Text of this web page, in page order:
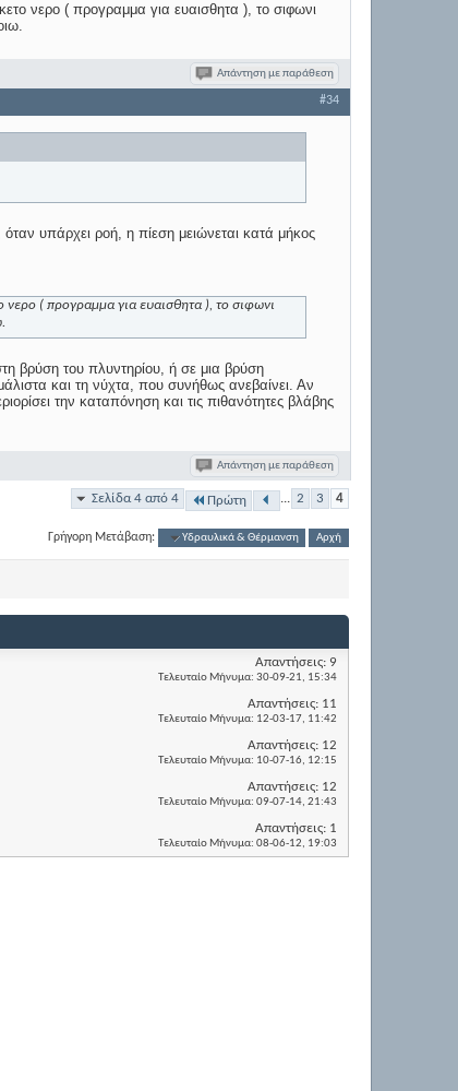
νερο ( προγραμμα για ευαισθητα ), το σιφωνι
Απάντηση με παράθεση
#34
υπάρχει ροή, η πίεση μειώνεται κατά μήκος
νερο ( προγραμμα για ευαισθητα ), το σιφωνι
βρύση του πλυντηρίου, ή σε μια βρύση
και τη νύχτα, που συνήθως ανεβαίνει. Αν
την καταπόνηση και τις πιθανότητες βλάβης
Απάντηση με παράθεση
Σελίδα 4 από 4 Πρώτη ... 2 3 4
Γρήγορη Μετάβαση: Υδραυλικά & Θέρμανση Αρχή
Απαντήσεις:9
Τελευταίο Μήνυμα: 30-09-21, 15:34
Απαντήσεις:11
Τελευταίο Μήνυμα: 12-03-17, 11:42
Απαντήσεις:12
Τελευταίο Μήνυμα: 10-07-16, 12:15
Απαντήσεις:12
Τελευταίο Μήνυμα: 09-07-14, 21:43
Απαντήσεις:1
Τελευταίο Μήνυμα: 08-06-12, 19:03